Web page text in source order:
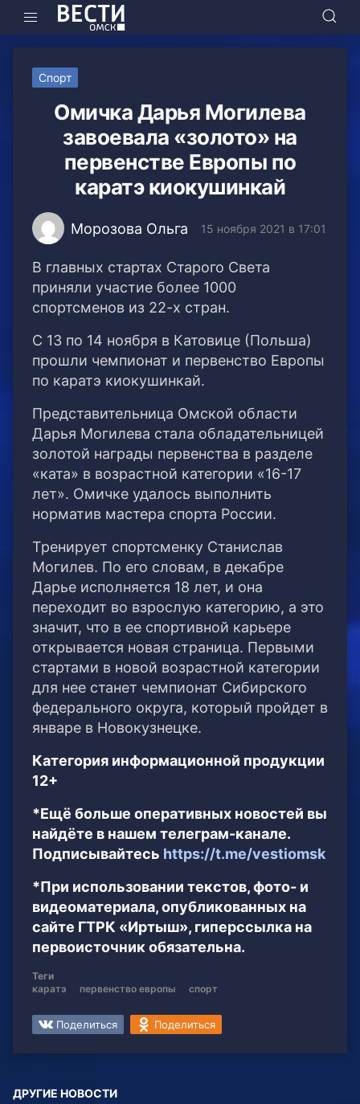
Спорт
Омичка Дарья Могилева
завоевала «золото» на
первенстве Европы по
каратэ киокушинкай
Морозова Ольга 15 ноября 2021 в 17:01
В главных стартах Старого Света
приняли участие более 1000
спортсменов из 22-х стран.
С 13 по 14 ноября в Катовице (Польша)
прошли чемпионат и первенство Европы
по каратэ киокушинкай.
Представительница Омской области
Дарья Могилева стала обладательницей
золотой награды первенства в разделе
«ката» в возрастной категории «16-17
лет». Омичке удалось выполнить
норматив мастера спорта России.
Тренирует спортсменку Станислав
Могилев. По его словам, в декабре
Дарье исполняется 18 лет, и она
переходит во взрослую категорию, а это
значит, что в ее спортивной карьере
открывается новая страница. Первыми
стартами в новой возрастной категории
для нее станет чемпионат Сибирского
федерального округа, который пройдет в
январе в Новокузнецке.
Категория информационной продукции
12+
*Ещё больше оперативных новостей вы
найдёте в нашем телеграм-канале.
Подписывайтесь https://t.me/vestiomsk
*При использовании текстов, фото- и
видеоматериала, опубликованных на
сайте ГТРК «Иртыш», гиперссылка на
первоисточник обязательна.
Теги
каратэ
первенство европы спорт
Поделиться Поделиться
ДРУГИЕ НОВОСТИ